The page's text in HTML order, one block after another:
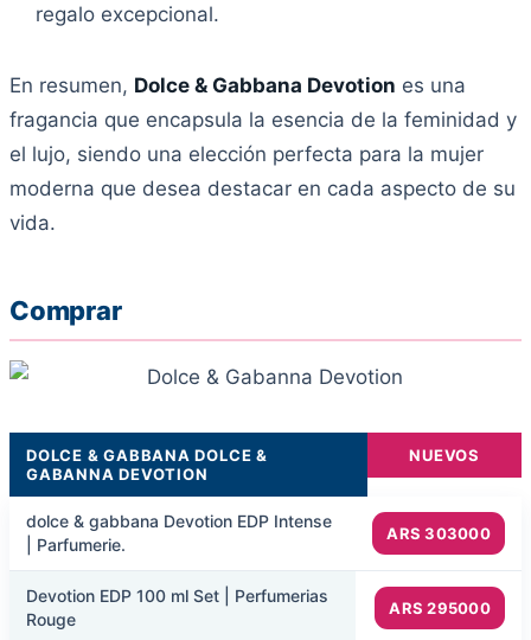
regalo excepcional.
En resumen, Dolce & Gabbana Devotion es una
fragancia que encapsula la esencia de la feminidad y
el lujo, siendo una elección perfecta para la mujer
moderna que desea destacar en cada aspecto de su
vida.
Comprar
DOLCE & GABBANA DOLCE &
GABANNA DEVOTION
NUEVOS
dolce & gabbana Devotion EDP Intense
| Parfumerie.
ARS 303000
Devotion EDP 100 ml Set | Perfumerias
Rouge
ARS 295000